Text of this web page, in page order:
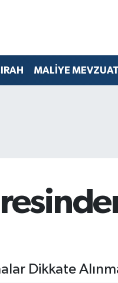
MALİYE MEVZUATI
Dikkate